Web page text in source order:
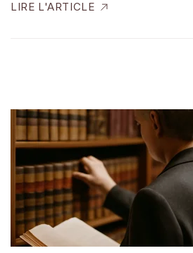
LIRE L'ARTICLE